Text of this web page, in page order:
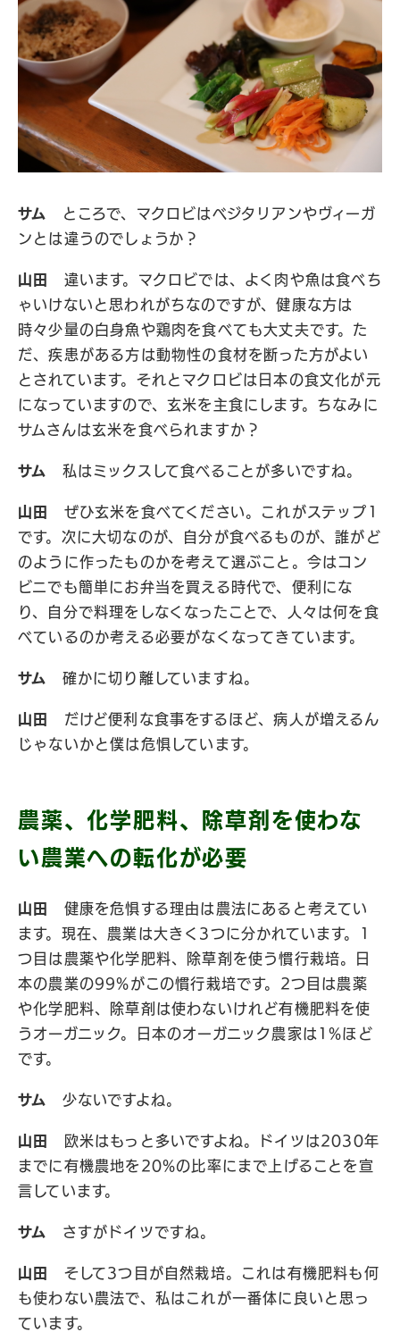
サム
ところで、マクロビはベジタリアンやヴィーガ
ンとは違うのでしょうか？
山田
違います。マクロビでは、よく肉や魚は食べち
ゃいけないと思われがちなのですが、健康な方は
時々少量の白身魚や鶏肉を食べても大丈夫です。た
だ、疾患がある方は動物性の食材を断った方がよい
とされています。それとマクロビは日本の食文化が元
になっていますので、玄米を主食にします。ちなみに
サムさんは玄米を食べられますか？
サム 私はミックスして食べることが多いですね。
山田
ぜひ玄米を食べてください。これがステップ1
です。次に大切なのが、自分が食べるものが、誰がど
のように作ったものかを考えて選ぶこと。今はコン
ビニでも簡単にお弁当を買える時代で、便利にな
り、自分で料理をしなくなったことで、人々は何を食
べているのか考える必要がなくなってきています。
サム 確かに切り離していますね。
山田
だけど便利な食事をするほど、病人が増えるん
じゃないかと僕は危惧しています。
農薬、化学肥料、除草剤を使わな
い農業への転化が必要
山田
健康を危惧する理由は農法にあると考えてい
ます。現在、農業は大きく3つに分かれています。1
つ目は農薬や化学肥料、除草剤を使う慣行栽培。日
本の農業の99%がこの慣行栽培です。2つ目は農薬
や化学肥料、除草剤は使わないけれど有機肥料を使
うオーガニック。日本のオーガニック農家は1%ほど
です。
サム 少ないですよね。
山田
欧米はもっと多いですよね。ドイツは2030年
までに有機農地を20%の比率にまで上げることを宣
言しています。
サム さすがドイツですね。
山田 そして3つ目が自然栽培。これは有機肥料も何
も使わない農法で、私はこれが一番体に良いと思っ
ています。